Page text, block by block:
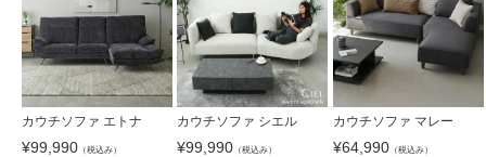
カウチソファ エトナ
¥99,990 （税込み）
カウチソファ シエル
¥99,990 （税込み）
カウチソファ マレー
¥64,990（税込み）